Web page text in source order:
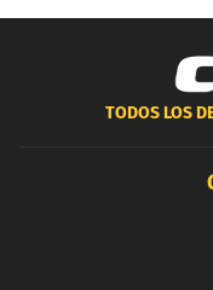
TODOS LOS